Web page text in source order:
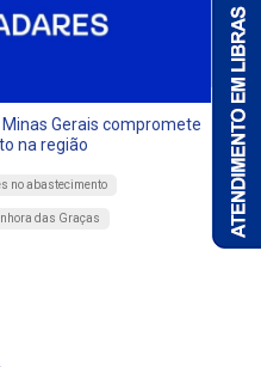
Gerais compromete
na região
no abastecimento
das Graças